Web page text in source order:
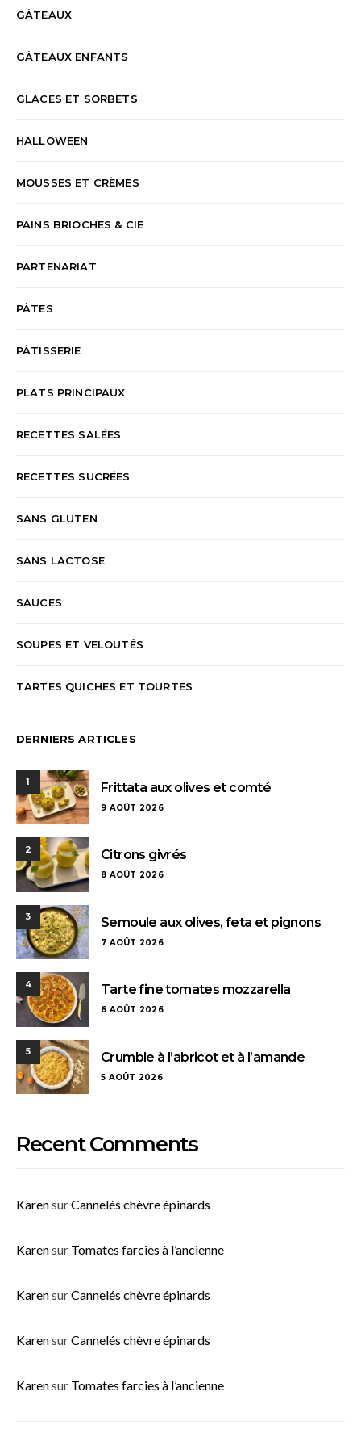
GÂTEAUX
GÂTEAUX ENFANTS
GLACES ET SORBETS
HALLOWEEN
MOUSSES ET CRÈMES
PAINS BRIOCHES & CIE
PARTENARIAT
PÂTES
PÂTISSERIE
PLATS PRINCIPAUX
RECETTES SALÉES
RECETTES SUCRÉES
SANS GLUTEN
SANS LACTOSE
SAUCES
SOUPES ET VELOUTÉS
TARTES QUICHES ET TOURTES
DERNIERS ARTICLES
1 Frittata aux olives et comté
9 AOÛT 2026
2 Citrons givrés
8 AOÛT 2026
3 Semoule aux olives, feta et pignons
7 AOÛT 2026
4 Tarte fine tomates mozzarella
6 AOÛT 2026
5 Crumble à l’abricot et à l’amande
5 AOÛT 2026
Recent Comments
KarensurCannelés chèvre épinards
Karensur Tomates farcies à l’ancienne
KarensurCannelés chèvre épinards
KarensurCannelés chèvre épinards
Karensur Tomates farcies à l’ancienne